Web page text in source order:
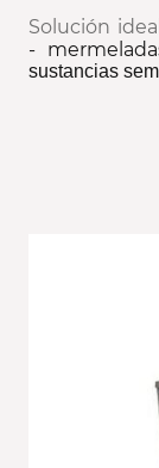
Solución
-
sustancias